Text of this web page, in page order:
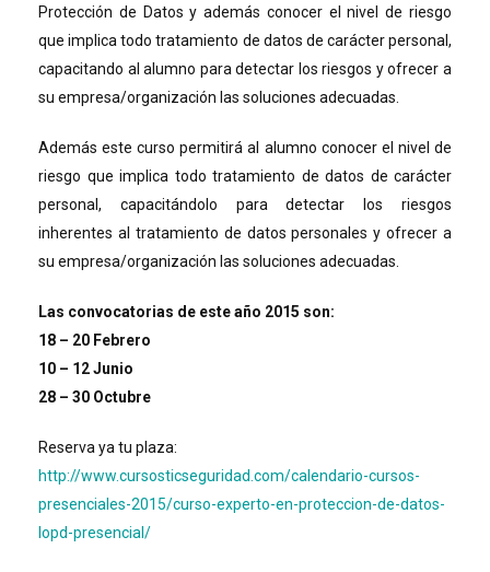
Protección de Datos y además conocer el nivel de riesgo
que implica todo tratamiento de datos de carácter personal,
capacitando al alumno para detectar los riesgos y ofrecer a
su empresa/organización las soluciones adecuadas.
Además este curso permitirá al alumno conocer el nivel de
riesgo que implica todo tratamiento de datos de carácter
personal, capacitándolo para detectar los riesgos
inherentes al tratamiento de datos personales y ofrecer a
su empresa/organización las soluciones adecuadas.
Las convocatorias de este año 2015 son:
18 – 20 Febrero
10 – 12 Junio
28 – 30 Octubre
Reserva ya tu plaza:
http://www.cursosticseguridad.com/calendario-cursos-
presenciales-2015/curso-experto-en-proteccion-de-datos-
lopd-presencial/